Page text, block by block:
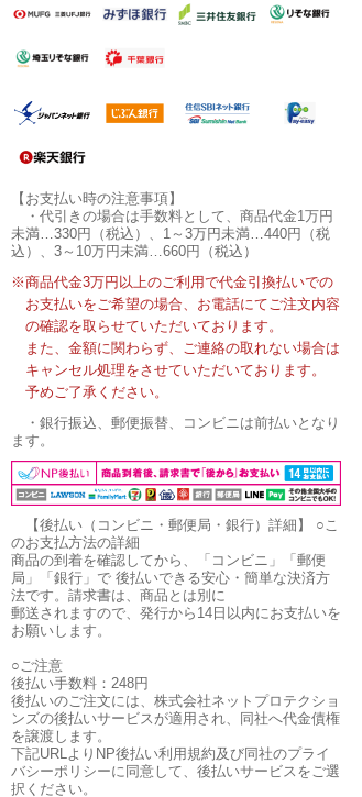
【お支払い時の注意事項】
・代引きの場合は手数料として、商品代金1万円
未満…330円（税込）、1～3万円未満…440円（税
込）、3～10万円未満…660円（税込）
※商品代金3万円以上のご利用で代金引換払いでの
お支払いをご希望の場合、お電話にてご注文内容
の確認を取らせていただいております。
また、金額に関わらず、ご連絡の取れない場合は
キャンセル処理をさせていただいております。
予めご了承ください。
・銀行振込、郵便振替、コンビニは前払いとなり
ます。
【後払い（コンビニ・郵便局・銀行）詳細】
○こ
のお支払方法の詳細
商品の到着を確認してから、「コンビニ」「郵便
局」「銀行」で 後払いできる安心・簡単な決済方
法です。請求書は、商品とは別に
郵送されますので、発行から14日以内にお支払いを
お願いします。
○ご注意
後払い手数料：248円
後払いのご注文には、株式会社ネットプロテクショ
ンズの後払いサービスが適用され、同社へ代金債権
を譲渡します。
下記URLよりNP後払い利用規約及び同社のプライ
バシーポリシーに同意して、後払いサービスをご選
択ください。